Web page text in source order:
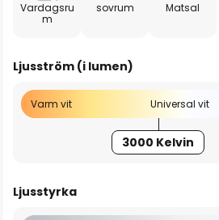
Vardagsru
m
sovrum Matsal
Ljusström (i lumen)
Varm vit Universal vit
3000 Kelvin
Ljusstyrka